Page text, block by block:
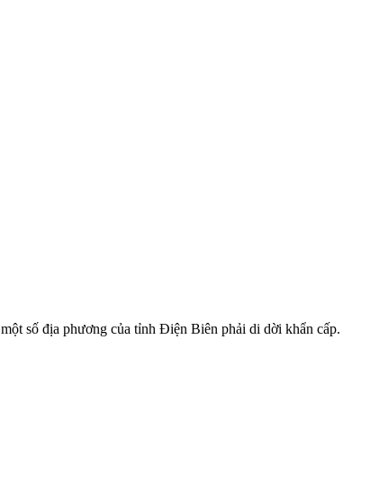
số địa phương của tỉnh Điện Biên phải di dời khẩn cấp.